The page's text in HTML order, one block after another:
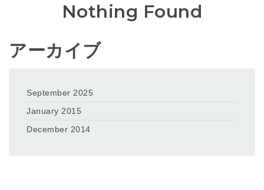
Nothing Found
アーカイブ
September 2025
January 2015
December 2014